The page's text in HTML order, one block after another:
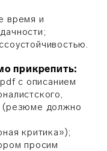
время и
прикрепить:
с описанием
(резюме должно
критика»);
просим